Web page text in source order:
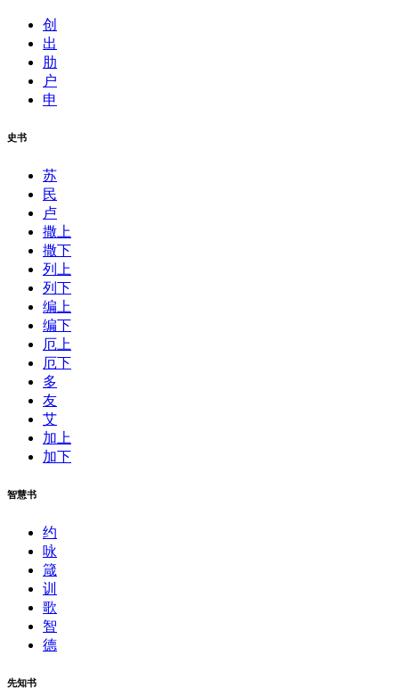
创
出
肋
户
申
史书
苏
民
卢
撒上
撒下
列上
列下
编上
编下
厄上
厄下
多
友
艾
加上
加下
智慧书
约
咏
箴
训
歌
智
德
先知书